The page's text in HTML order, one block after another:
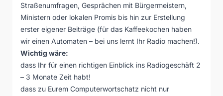
Straßenumfragen, Gesprächen mit Bürgermeistern,
Ministern oder lokalen Promis bis hin zur Erstellung
erster eigener Beiträge (für das Kaffeekochen haben
wir einen Automaten – bei uns lernt Ihr Radio machen!).
Wichtig wäre:
dass Ihr für einen richtigen Einblick ins Radiogeschäft 2
– 3 Monate Zeit habt!
dass zu Eurem Computerwortschatz nicht nur